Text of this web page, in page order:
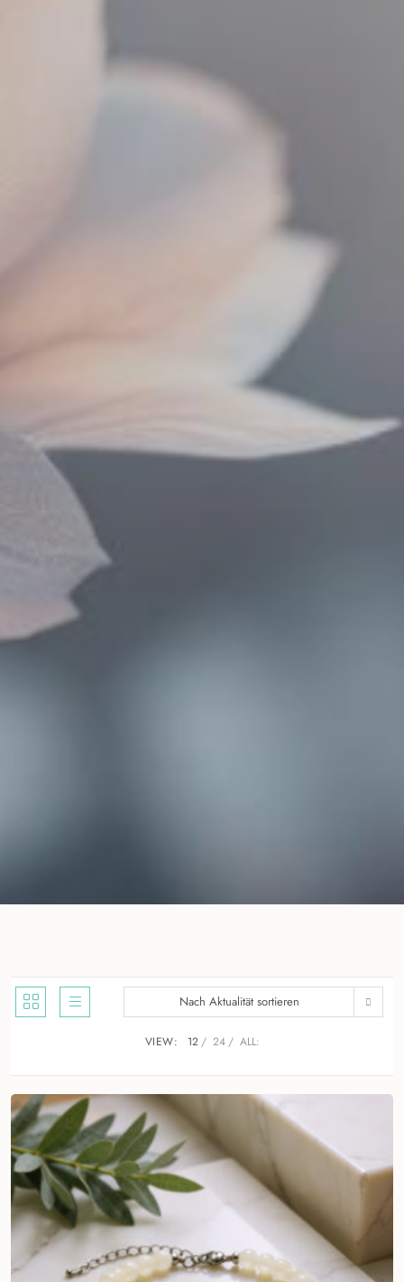
Nach Aktualität sortieren
VIEW: 12 24 ALL: